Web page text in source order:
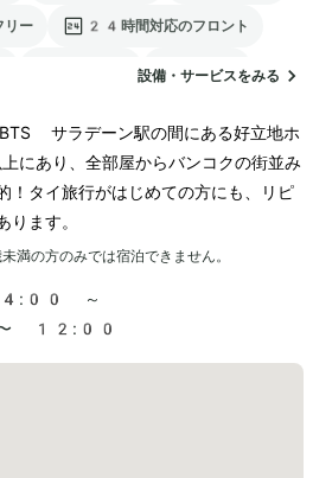
リー 24時間対応のフロント
空港送迎
設備・サービスをみる
サラデーン駅の間にある好立地ホ
あり、全部屋からバンコクの街並み
！タイ旅行がはじめての方にも、リピ
ります。
未満の方のみでは宿泊できません。
～
12:00